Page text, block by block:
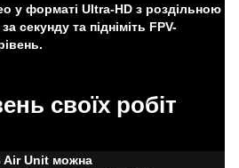
у форматі Ultra-HD з роздільною
секунду та підніміть FPV-
своїх робіт
Air Unit можна